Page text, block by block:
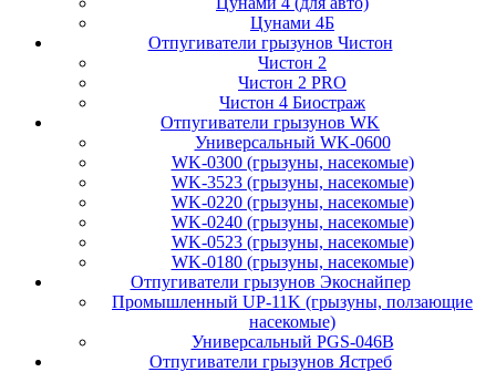
Цунами 4Б
Отпугиватели грызунов Чистон
Чистон 2
Чистон 2 PRO
Чистон 4 Биостраж
Отпугиватели грызунов WK
Универсальный WK-0600
WK-0300 (грызуны, насекомые)
WK-3523 (грызуны, насекомые)
WK-0220 (грызуны, насекомые)
WK-0240 (грызуны, насекомые)
WK-0523 (грызуны, насекомые)
WK-0180 (грызуны, насекомые)
Отпугиватели грызунов Экоснайпер
Промышленный UP-11K (грызуны, ползающие
насекомые)
Универсальный PGS-046B
Отпугиватели грызунов Ястреб